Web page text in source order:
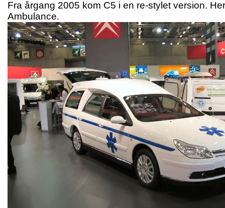
Fra årgang 2005 kom C5 i en re-stylet version.
Ambulance.